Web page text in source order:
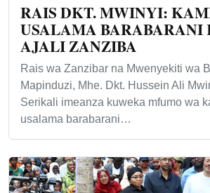
RAIS DKT. MWINYI:
USALAMA
AJALI ZANZIBA
Rais wa Zanzibar na Mwenyekiti wa
Mapinduzi, Mhe. Dkt. Hussein Ali
Serikali imeanza kuweka mfumo wa
usalama barabarani…